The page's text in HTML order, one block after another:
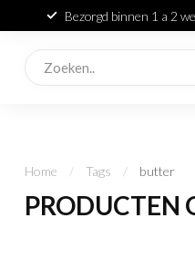
Bezorgd binnen 1 a 2
Home / Tags / butter
PRODUCTEN